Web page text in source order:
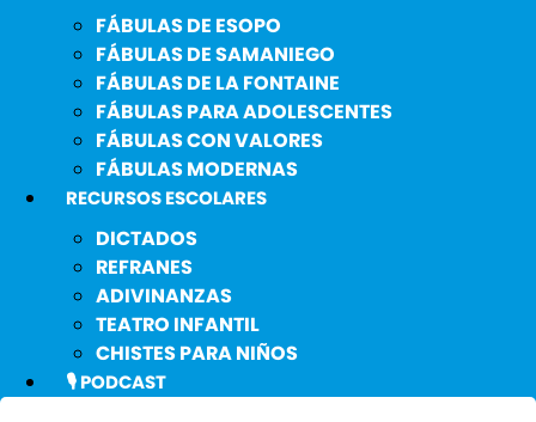
FÁBULAS DE ESOPO
FÁBULAS DE SAMANIEGO
FÁBULAS DE LA FONTAINE
FÁBULAS PARA ADOLESCENTES
FÁBULAS CON VALORES
FÁBULAS MODERNAS
RECURSOS ESCOLARES
DICTADOS
REFRANES
ADIVINANZAS
TEATRO INFANTIL
CHISTES PARA NIÑOS
🎙️ PODCAST